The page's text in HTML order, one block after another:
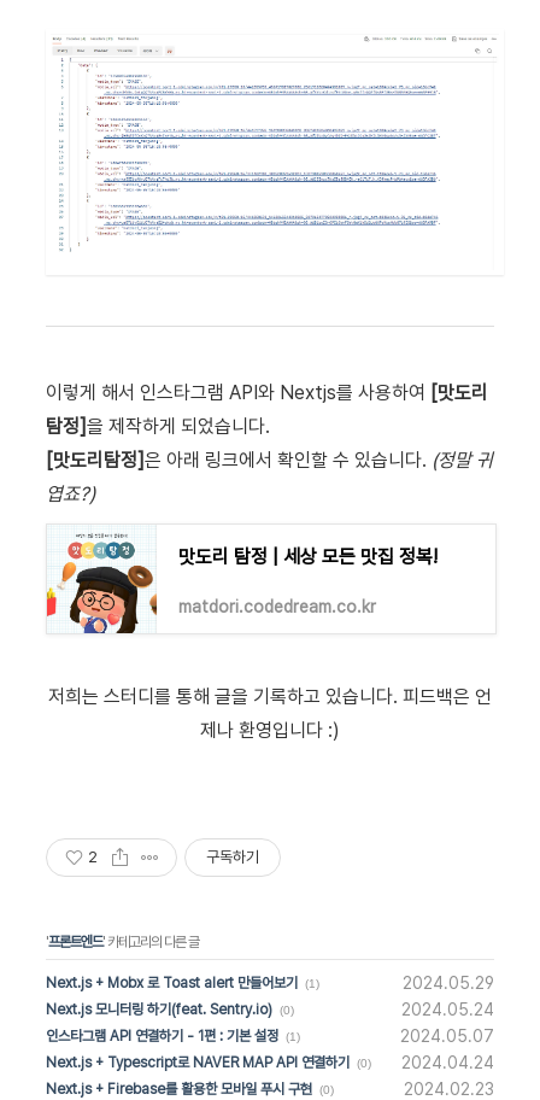
이렇게 해서 인스타그램 API와 Nextjs를 사용하여 [맛도리
탐정]을 제작하게 되었습니다.
[맛도리탐정]은 아래 링크에서 확인할 수 있습니다. (정말 귀
엽죠?)
맛도리 탐정 | 세상 모든 맛집 정복!
matdori.codedream.co.kr
저희는 스터디를 통해 글을 기록하고 있습니다. 피드백은 언
제나 환영입니다 :)
2 구독하기
'프론트엔드' 카테고리의 다른 글
Next.js + Mobx 로 Toast alert 만들어보기 (1) 2024.05.29
Next.js 모니터링 하기(feat. Sentry.io) (0) 2024.05.24
인스타그램 API 연결하기 - 1편 : 기본 설정 (1) 2024.05.07
Next.js + Typescript로 NAVER MAP API 연결하기 (0) 2024.04.24
Next.js + Firebase를 활용한 모바일 푸시 구현 (0) 2024.02.23